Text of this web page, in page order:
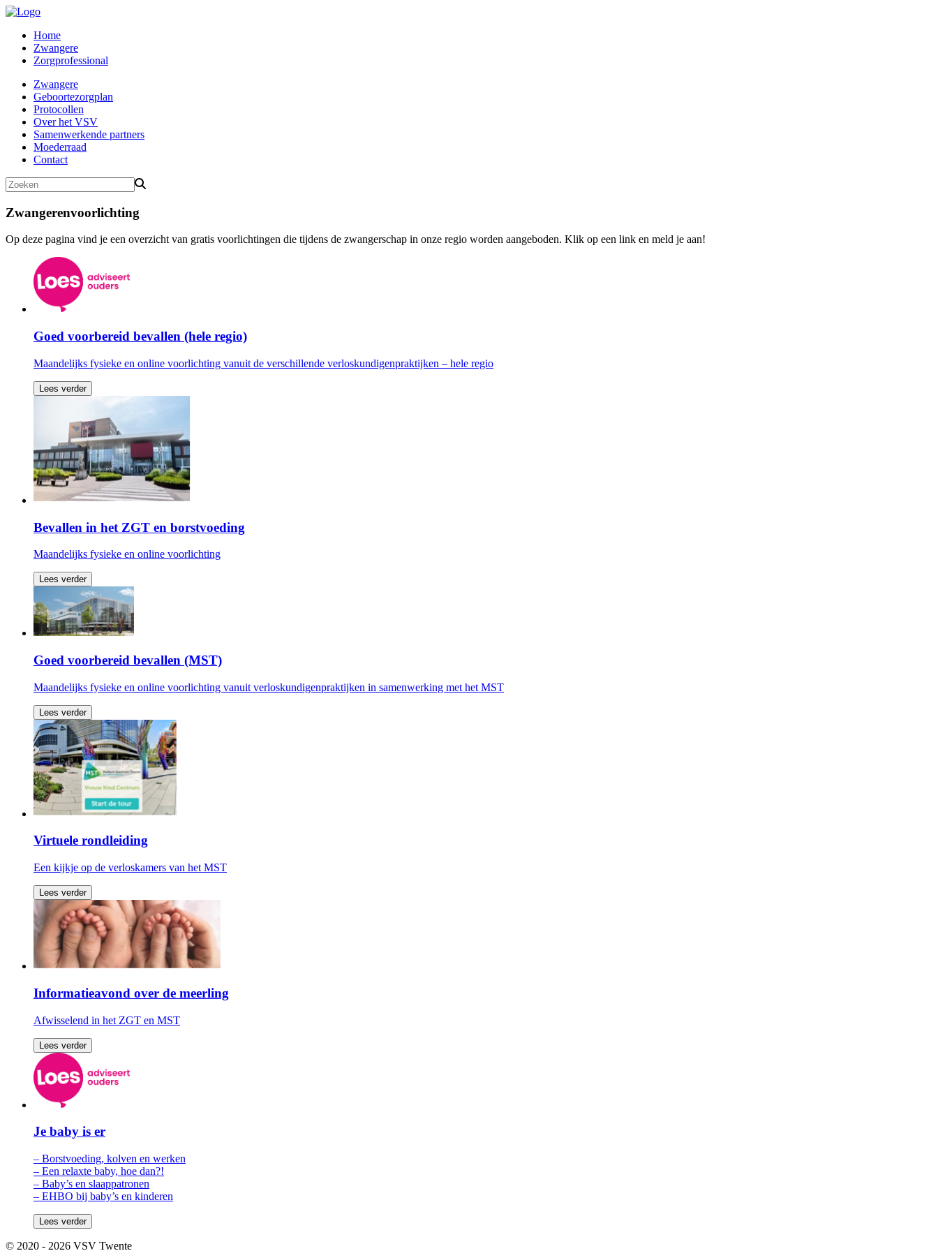
Home
Zwangere
Zorgprofessional
Zwangere
Geboortezorgplan
Protocollen
Over het VSV
Samenwerkende partners
Moederraad
Contact
Zwangerenvoorlichting
Op deze pagina vind je een overzicht van gratis voorlichtingen die tijdens de zwangerschap in onze regio worden aangeboden. Klik op een link en meld je aan!
Goed voorbereid bevallen (hele regio)
Maandelijks fysieke en online voorlichting vanuit de verschillende verloskundigenpraktijken – hele regio
Lees verder
Bevallen in het ZGT en borstvoeding
Maandelijks fysieke en online voorlichting
Lees verder
Goed voorbereid bevallen (MST)
Maandelijks fysieke en online voorlichting vanuit verloskundigenpraktijken in samenwerking met het MST
Lees verder
Virtuele rondleiding
Een kijkje op de verloskamers van het MST
Lees verder
Informatieavond over de meerling
Afwisselend in het ZGT en MST
Lees verder
Je baby is er
– Borstvoeding, kolven en werken
– Een relaxte baby, hoe dan?!
– Baby’s en slaappatronen
– EHBO bij baby’s en kinderen
Lees verder
© 2020 - 2026 VSV Twente